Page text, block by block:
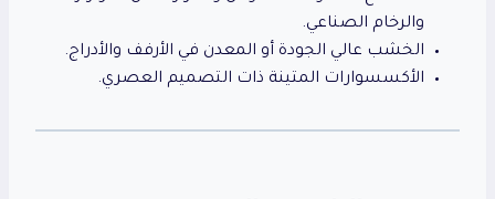
والرخام الصناعي.
الخشب عالي الجودة أو المعدن في الأرفف والأدراج.
الأكسسوارات المتينة ذات التصميم العصري.